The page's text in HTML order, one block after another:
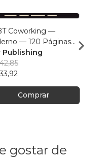
Coworking —
— 120 Páginas
Mole — Linhas
Claro — Sem
Publishing
Comprar
Qlir
Qlir
gostar de